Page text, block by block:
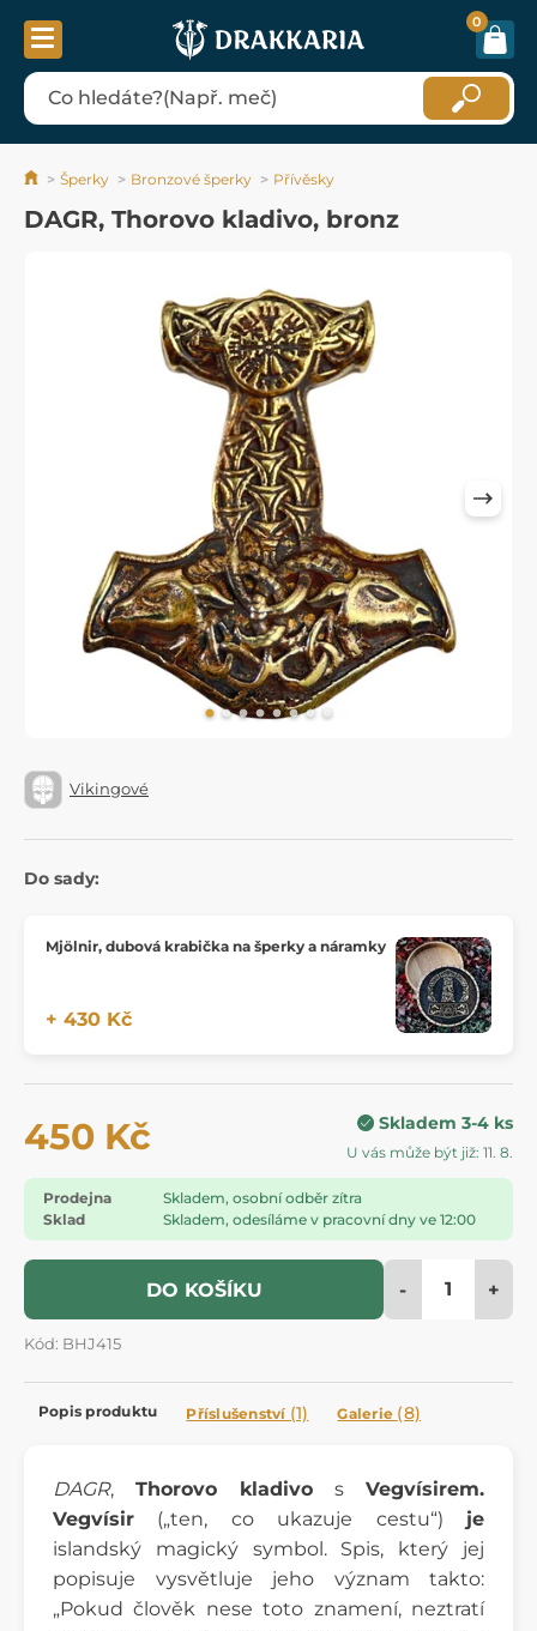
0
Šperky Bronzové šperky Přívěsky
DAGR, Thorovo kladivo, bronz
Vikingové
Do sady:
Mjölnir, dubová krabička na šperky a náramky
+ 430 Kč
450 Kč Skladem 3-4 ks
U vás může být již: 11. 8.
Prodejna
Skladem, osobní odběr zítra
Sklad
Skladem, odesíláme v pracovní dny ve 12:00
DO KOŠÍKU - +
Kód: BHJ415
Popis produktu Příslušenství (1) Galerie (8)
DAGR, Thorovo kladivo s Vegvísirem.
Vegvísir
(„ten, co ukazuje cestu“)
je
islandský magický symbol. Spis, který jej
popisuje vysvětluje jeho význam takto:
„Pokud člověk nese toto znamení, neztratí